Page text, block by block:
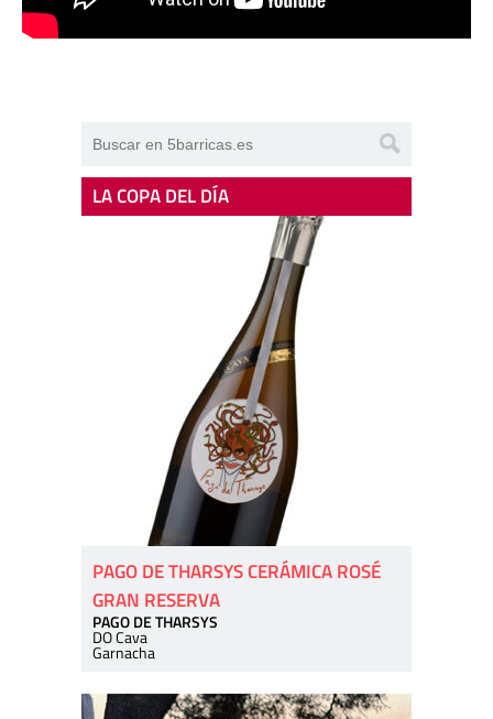
LA COPA DEL DÍA
PAGO DE THARSYS CERÁMICA ROSÉ
GRAN RESERVA
PAGO DE THARSYS
DO Cava
Garnacha